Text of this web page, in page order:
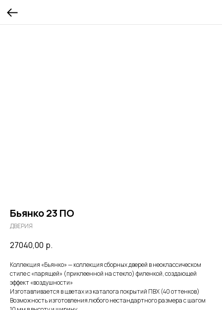
Бьянко 23 ПО
ДВЕРИЯ
27040,00 р.
Коллекция «Бьянко» — коллекция сборных дверей в неоклассическом
стиле с «парящей» (приклеенной на стекло) филенкой, создающей
эффект «воздушности»
Изготавливается в цветах из каталога покрытий ПВХ (40 оттенков)
Возможность изготовления любого нестандартного размера с шагом